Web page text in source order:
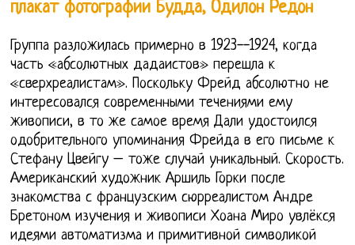
плакат фотографии Будда, Одилон Редон
Группа разложилась примерно в 1923--1924, когда
часть «абсолютных дадаистов» перешла к
«сверхреалистам». Поскольку Фрейд абсолютно не
интересовался современными течениями ему
живописи, в то же самое время Дали удостоился
одобрительного упоминания Фрейда в его письме к
Стефану Цвейгу – тоже случай уникальный. Скорость.
Американский художник Аршиль Горки после
знакомства с французским сюрреалистом Андре
Бретоном изучения и живописи Хоана Миро увлёкся
идеями автоматизма и примитивной символикой